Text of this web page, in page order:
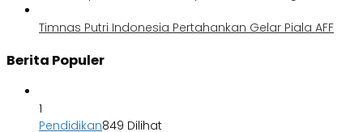
Timnas Putri Indonesia Pertahankan Gelar Piala AFF
Berita Populer
1
Pendidikan849 Dilihat